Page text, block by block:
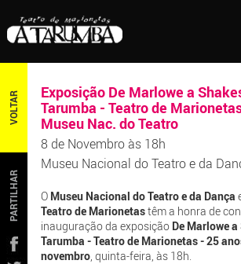
VOLTAR
PARTILHAR
Exposição De Marlowe a
Tarumba - Teatro de
Museu Nac. do Teatro
8 de Novembro às 18h
Museu Nacional do Teatro e da
O Museu Nacional do Teatro e da Dança
Teatro de Marionetastêm a honra de
inauguração da exposição De Marlowe
Tarumba - Teatro de Marionetas - 25
novembro, quinta-feira, às 18h.